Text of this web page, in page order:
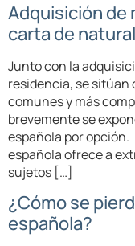
Adquisición de
carta de
Junto con la
residencia, se sitúan
comunes y más
brevemente se
española por
española ofrece a
sujetos […]
¿Cómo se
española?